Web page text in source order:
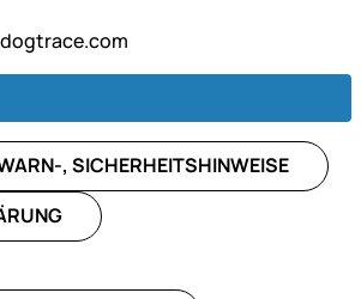
, SICHERHEITSHINWEISE